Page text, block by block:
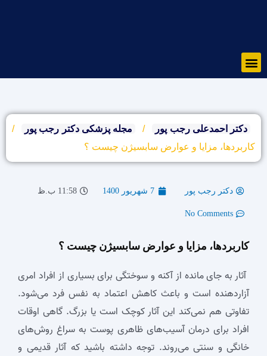
Menu
دکتر احمدعلی رجب پور / مجله پزشکی دکتر رجب پور
/
کاربردها، مزایا و عوارض سابسیژن چیست ؟
دکتر رجب پور 7 شهریور 1400 11:58 ب.ظ
No Comments
کاربردها، مزایا و عوارض سابسیژن چیست ؟
آثار به جای مانده از آکنه و سوختگی برای بسیاری از افراد امری
آزاردهنده است و باعث کاهش اعتماد به نفس فرد می‌شود.
تفاوتی هم نمی‌کند این آثار کوچک است یا بزرگ. گاهی اوقات
افراد برای درمان آسیب‌های ظاهری پوست به سراغ روش‌های
خانگی و سنتی می‌روند. توجه داشته باشید که آثار قدیمی و